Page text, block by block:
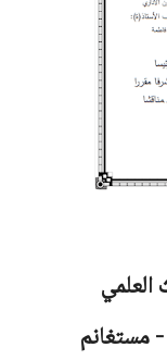
العلمي
مستغانم